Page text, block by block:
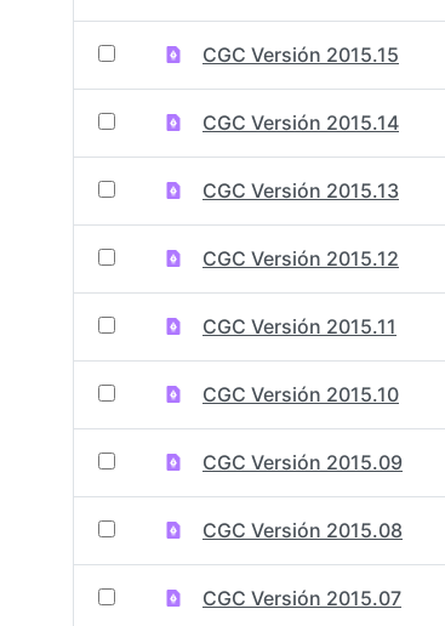
CGC Versión 2015.15
CGC Versión 2015.14
CGC Versión 2015.13
CGC Versión 2015.12
CGC Versión 2015.11
CGC Versión 2015.10
CGC Versión 2015.09
CGC Versión 2015.08
CGC Versión 2015.07